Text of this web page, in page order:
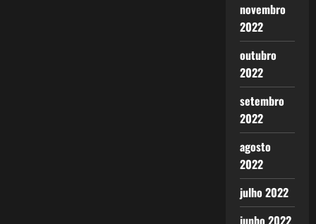
novembro
2022
outubro
2022
setembro
2022
agosto
2022
julho 2022
junho 2022